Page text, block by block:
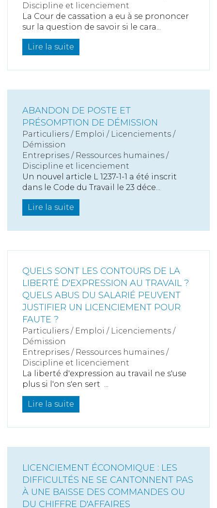
Discipline et licenciement
La Cour de cassation a eu à se prononcer
sur la question de savoir si le cara...
Lire la suite
ABANDON DE POSTE ET
PRÉSOMPTION DE DÉMISSION
Particuliers / Emploi / Licenciements /
Démission
Entreprises / Ressources humaines /
Discipline et licenciement
Un nouvel article L 1237-1-1 a été inscrit
dans le Code du Travail le 23 déce...
Lire la suite
QUELS SONT LES CONTOURS DE LA
LIBERTÉ D'EXPRESSION AU TRAVAIL ?
QUELS ABUS DU SALARIÉ PEUVENT
JUSTIFIER UN LICENCIEMENT POUR
FAUTE ?
Particuliers / Emploi / Licenciements /
Démission
Entreprises / Ressources humaines /
Discipline et licenciement
La liberté d'expression au travail ne s'use
plus si l'on s'en sert ...
Lire la suite
LICENCIEMENT ÉCONOMIQUE : LES
DIFFICULTÉS NE SE CANTONNENT PAS
À UNE BAISSE DES COMMANDES OU
DU CHIFFRE D'AFFAIRES